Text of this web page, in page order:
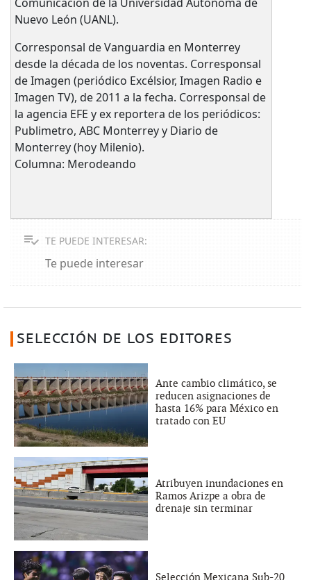
Nuevo León (UANL).
Corresponsal de Vanguardia en Monterrey
desde la década de los noventas. Corresponsal
de Imagen (periódico Excélsior, Imagen Radio e
Imagen TV), de 2011 a la fecha. Corresponsal de
la agencia EFE y ex reportera de los periódicos:
Publimetro, ABC Monterrey y Diario de
Monterrey (hoy Milenio).
Columna: Merodeando
TE PUEDE INTERESAR:
Te puede interesar
SELECCIÓN DE LOS EDITORES
Ante cambio climático, se
reducen asignaciones de
hasta 16% para México en
tratado con EU
Atribuyen inundaciones en
Ramos Arizpe a obra de
drenaje sin terminar
Selección Mexicana Sub-20